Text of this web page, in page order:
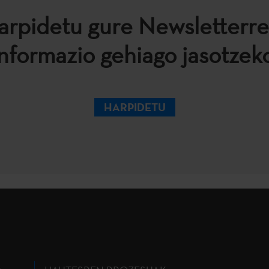
gure
gehiago
HARPIDETU